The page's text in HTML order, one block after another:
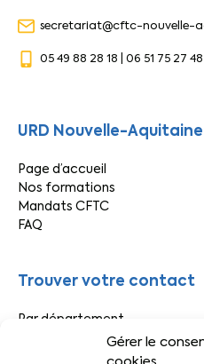
Gérer le
secretariat@cftc-nouvelle-
05 49 88 28 18 | 06 51 75 27 48
URD Nouvelle-Aquitaine
Page d’accueil
Nos formations
Mandats CFTC
FAQ
Trouver votre contact
Par département